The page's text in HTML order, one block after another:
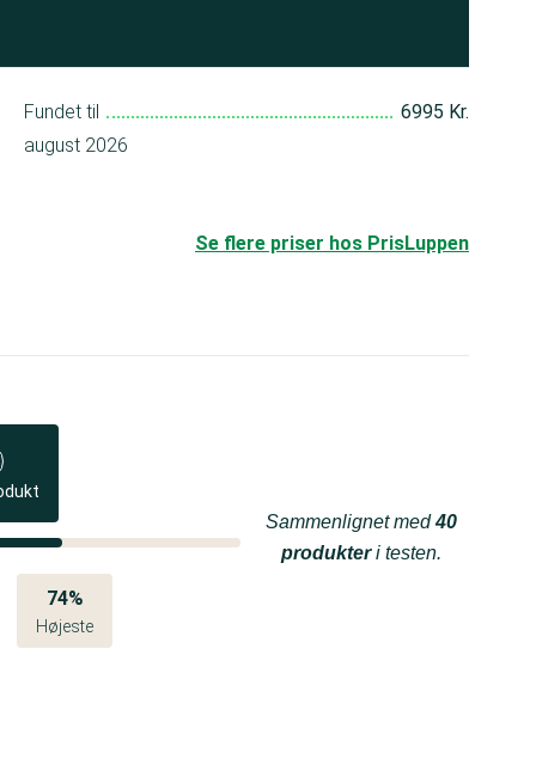
Fundet til
6995 Kr.
august 2026
Se flere priser hos PrisLuppen
74%
Højeste
Sammenlignet med40
produkteri testen.